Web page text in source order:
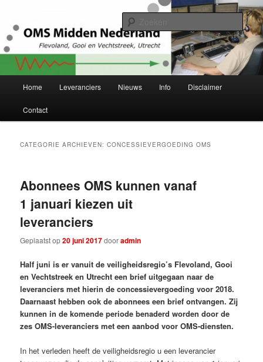
primaire
inhoud
secundaire
inhoudOMS Midden-Nederland
Project Herstructurering OMS Flevoland, Gooi en Vechtstreek en Utrecht
Home Leveranciers Nieuws Info Disclaimer
Contact
CATEGORIE ARCHIEVEN:CONCESSIEVERGOEDING OMS
Abonnees OMS kunnen vanaf
1 januari kiezen uit
leveranciers
Geplaatst op20 juni 2017dooradmin
Half juni is er vanuit de veiligheidsregio’s Flevoland, Gooi
en Vechtstreek en Utrecht een brief uitgegaan naar de
leveranciers met hierin de concessievergoeding voor 2018.
Daarnaast hebben ook de abonnees een brief ontvangen. Zij
kunnen in de komende periode benaderd worden door de
zes OMS-leveranciers met een aanbod voor OMS-diensten.
In het verleden heeft de veiligheidsregio u een leverancier